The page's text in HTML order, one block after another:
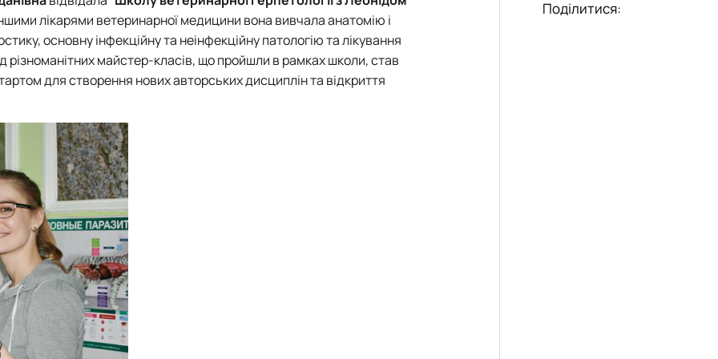
вченою радою факультет…
ветеринарної медицини …
Вступ 2018 рік
лікарями ветеринарної медицини вона вивчала анатомію і
основну інфекційну та неінфекційну патологію та лікування
майстер-класів, що пройшли в рамках школи, став
для створення нових авторських дисциплін та відкриття
Поділитися: